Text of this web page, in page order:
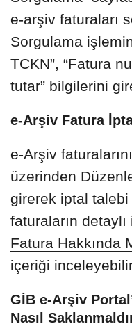
e-arşiv faturaları
Sorgulama
TCKN”, “Fatura
tutar” bilgilerini
e-Arşiv Fatura
e-Arşiv
üzerinden
girerek iptal
faturaların
Fatura Hakkında
içeriği
GİB e-Arşiv
Nasıl